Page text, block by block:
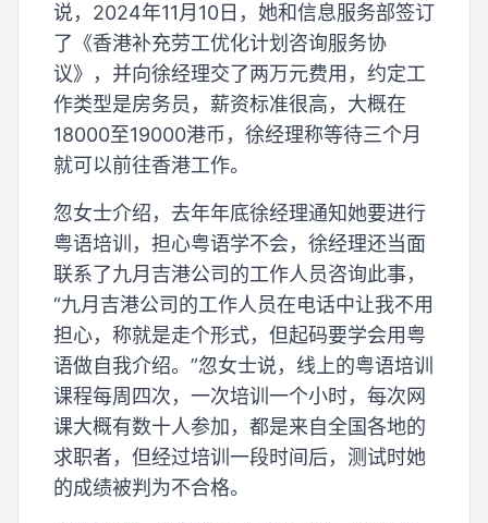
说，2024年11月10日，她和信息服务部签订
了《香港补充劳工优化计划咨询服务协
议》，并向徐经理交了两万元费用，约定工
作类型是房务员，薪资标准很高，大概在
18000至19000港币，徐经理称等待三个月
就可以前往香港工作。
忽女士介绍，去年年底徐经理通知她要进行
粤语培训，担心粤语学不会，徐经理还当面
联系了九月吉港公司的工作人员咨询此事，
“九月吉港公司的工作人员在电话中让我不用
担心，称就是走个形式，但起码要学会用粤
语做自我介绍。”忽女士说，线上的粤语培训
课程每周四次，一次培训一个小时，每次网
课大概有数十人参加，都是来自全国各地的
求职者，但经过培训一段时间后，测试时她
的成绩被判为不合格。